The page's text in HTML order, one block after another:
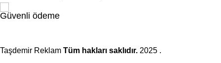
Güvenli ödeme
Taşdemir Reklam Tüm hakları saklıdır. 2025 .